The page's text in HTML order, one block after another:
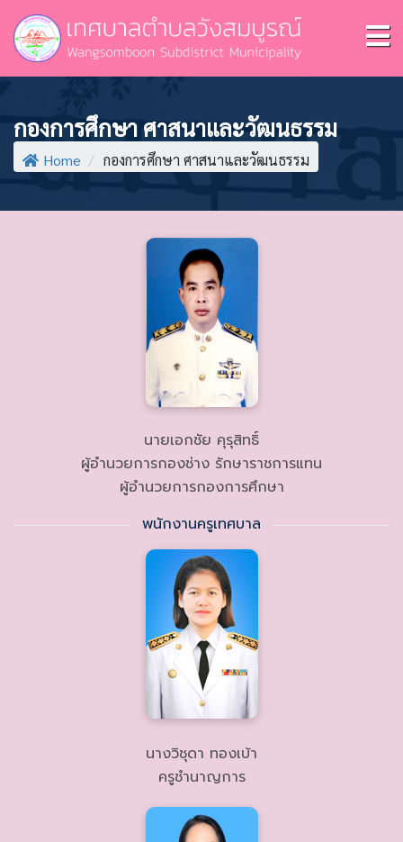
กองการศึกษา ศาสนาและวัฒนธรรม
Home / กองการศึกษา ศาสนาและวัฒนธรรม
นายเอกชัย คุรุสิทธิ์
ผู้อำนวยการกองช่าง รักษาราชการแทน
ผู้อำนวยการกองการศึกษา
พนักงานครูเทศบาล
นางวิชุดา ทองเบ้า
ครูชำนาญการ